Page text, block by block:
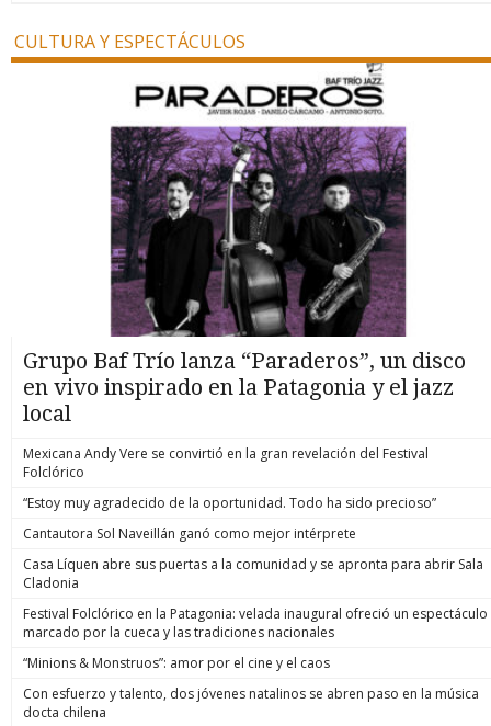
CULTURA Y ESPECTÁCULOS
Grupo Baf Trío lanza “Paraderos”, un disco
en vivo inspirado en la Patagonia y el jazz
local
Mexicana Andy Vere se convirtió en la gran revelación del Festival
Folclórico
“Estoy muy agradecido de la oportunidad. Todo ha sido precioso”
Cantautora Sol Naveillán ganó como mejor intérprete
Casa Líquen abre sus puertas a la comunidad y se apronta para abrir Sala
Cladonia
Festival Folclórico en la Patagonia: velada inaugural ofreció un espectáculo
marcado por la cueca y las tradiciones nacionales
“Minions & Monstruos”: amor por el cine y el caos
Con esfuerzo y talento, dos jóvenes natalinos se abren paso en la música
docta chilena